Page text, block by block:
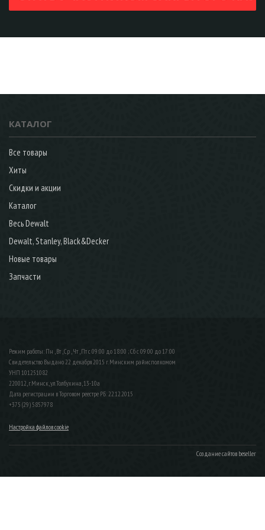
КАТАЛОГ
Все товары
Хиты
Скидки и акции
Каталог
Весь Dewalt
Dewalt, Stanley, Black&Decker
Новые товары
Запчасти
Режим работы: Пн , Вт , Ср , Чт , Пт c 09:00 до 18:00 ; Сб c 09:00 до 17:00
Свидетельство Выдано 22 декабря 2015 г. Минским райисполкомом
УНП 101251082
220012, г.Минск, ул.Толбухина, 13-10а
Дата регистрации в Торговом реестре РБ: 22.12.2015
+375 (29) 5857978
Настройка файлов cookie
Создание сайтов beseller